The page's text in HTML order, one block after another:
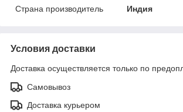
Страна производитель
Индия
Условия доставки
Доставка осуществляется только по
Самовывоз
Доставка курьером